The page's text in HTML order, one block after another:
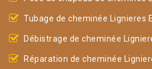
Tubage de cheminée Lignieres
Débistrage de cheminée
Réparation de cheminée